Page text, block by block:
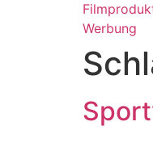
Werbung